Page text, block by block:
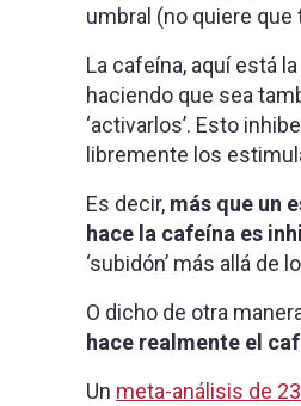
umbral (no quiere
La cafeína, aquí está
haciendo que sea
‘activarlos’. Esto
libremente los
Es decir, más que un
hace la cafeína es
‘subidón’ más allá
O dicho de otra
hace realmente el
Un meta-análisis de